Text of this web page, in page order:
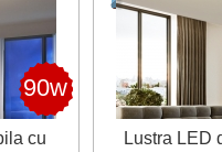
90w
cu
Lustra LED